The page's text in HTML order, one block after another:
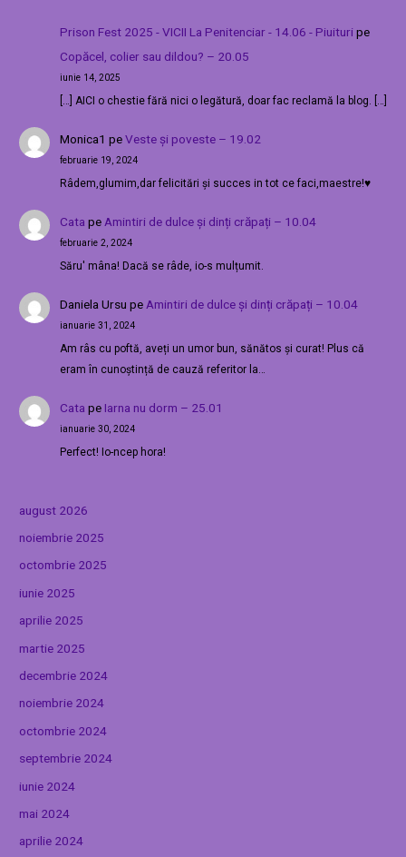
Prison Fest 2025 - VICII La Penitenciar - 14.06 - Piuituripe
Copăcel, colier sau dildou? – 20.05
iunie 14, 2025
[…] AICI o chestie fără nici o legătură, doar fac reclamă la blog. […]
Monica1 peVeste și poveste – 19.02
februarie 19, 2024
Râdem,glumim,dar felicitări și succes in tot ce faci,maestre!♥️
Cata pe Amintiri de dulce și dinți crăpați – 10.04
februarie 2, 2024
Săru' mâna! Dacă se râde, io-s mulțumit.
Daniela Ursu pe Amintiri de dulce și dinți crăpați – 10.04
ianuarie 31, 2024
Am râs cu poftă, aveți un umor bun, sănătos și curat! Plus că
eram în cunoștință de cauză referitor la…
Cata pe Iarna nu dorm – 25.01
ianuarie 30, 2024
Perfect! Io-ncep hora!
august 2026
noiembrie 2025
octombrie 2025
iunie 2025
aprilie 2025
martie 2025
decembrie 2024
noiembrie 2024
octombrie 2024
septembrie 2024
iunie 2024
mai 2024
aprilie 2024